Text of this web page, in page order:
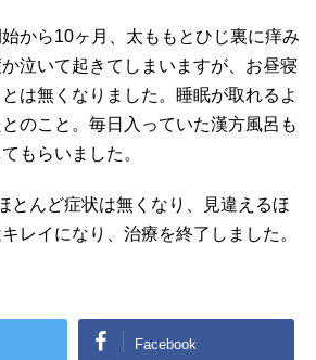
から10ヶ月、太ももとひじ裏に痒み
泣いて起きてしまいますが、お昼寝
は無くなりました。睡眠が取れるよ
のこと。毎日入っていた漢方風呂も
もらいました。
とんど症状は無くなり、見違えるほ
レイになり、治療を終了しました。
Facebook